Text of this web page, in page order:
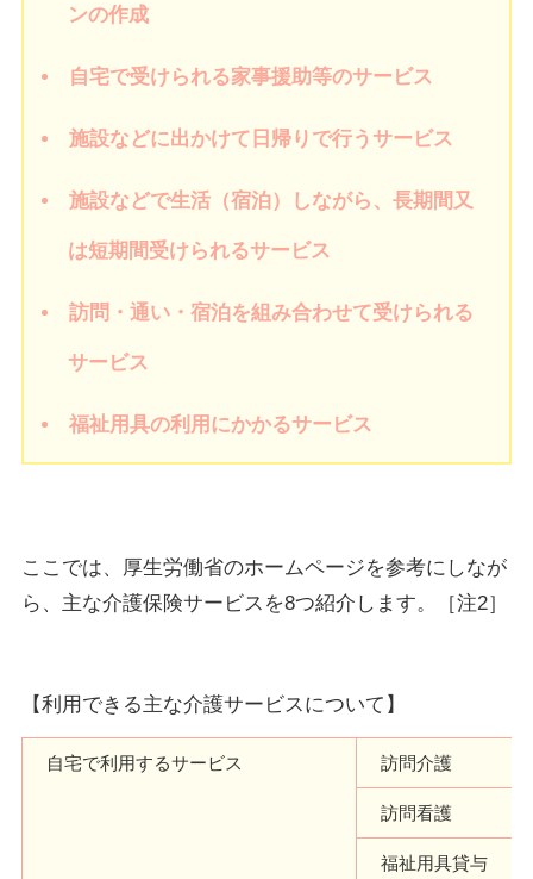
ンの作成
自宅で受けられる家事援助等のサービス
施設などに出かけて日帰りで行うサービス
施設などで生活（宿泊）しながら、長期間又
は短期間受けられるサービス
訪問・通い・宿泊を組み合わせて受けられる
サービス
福祉用具の利用にかかるサービス
ここでは、厚生労働省のホームページを参考にしなが
ら、主な介護保険サービスを8つ紹介します。［注2］
【利用できる主な介護サービスについて】
自宅で利用するサービス 訪問介護
訪問看護
福祉用具貸与